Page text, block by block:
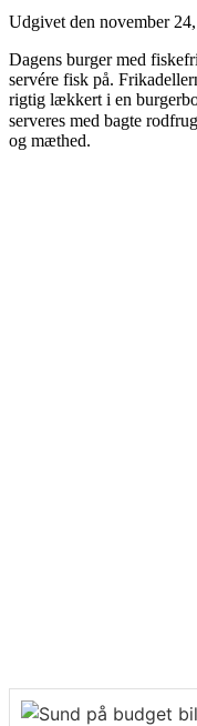
Udgivet den november
Dagens burger med
servére fisk på.
rigtig lækkert i en
serveres med bagte
og mæthed.